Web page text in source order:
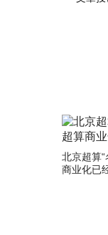
北京超算“
商业化已